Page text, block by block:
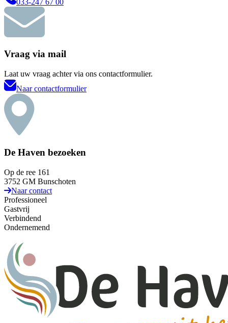
Vraag via mail
Laat uw vraag achter via ons contactformulier.
Naar contactformulier
De Haven bezoeken
Op de ree 161
3752 GM Bunschoten
Naar contact
Professioneel
Gastvrij
Verbindend
Ondernemend